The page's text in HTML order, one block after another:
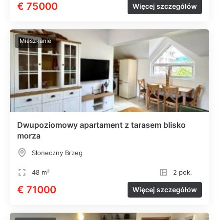
€ 75000 Więcej szczegółów
Mieszkanie
Dwupoziomowy apartament z tarasem blisko
morza
Słoneczny Brzeg
48 m² 2 pok.
€ 71000 Więcej szczegółów